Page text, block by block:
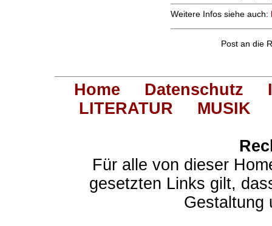
Weitere Infos siehe auch:
Post an die
Home Datenschutz
LITERATUR
MUSIK
Für alle von dieser
gesetzten Links gilt,
Gestaltung